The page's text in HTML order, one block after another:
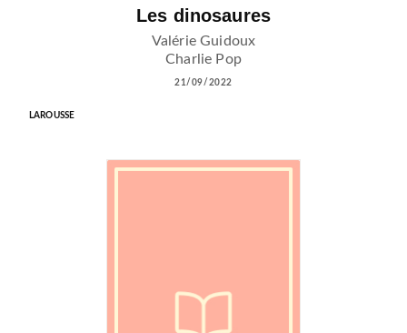
Les dinosaures
Valérie Guidoux
Charlie Pop
21/09/2022
LAROUSSE